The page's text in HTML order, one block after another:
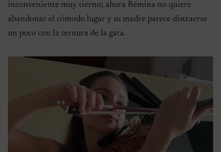
inconveniente muy tierno; ahora Rémina no quiere
abandonar el cómodo lugar y su madre parece distraerse
un poco con la ternura de la gata.